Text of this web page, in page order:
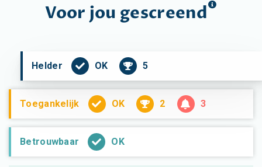
Voor jou gescreend
Helder OK 5
Toegankelijk OK 2 3
Betrouwbaar OK